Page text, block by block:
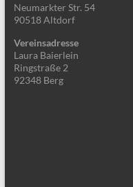
Neumarkter Str. 54
90518 Altdorf
Vereinsadresse
Laura Baierlein
Ringstraße 2
92348 Berg